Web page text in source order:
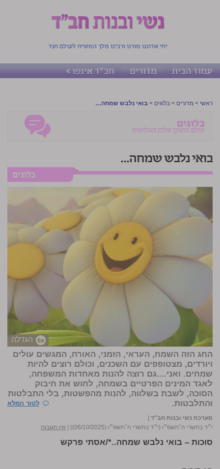
יחי אדוננו מורנו ורבינו מלך המשיח לעולם ועד
עמוד הבית מדורים חב"ד אינפו >
ראשי > מדורים > בלוגים > בואי נלבש שמחה…
בואי נלבש שמחה…
הגדלה
החג הזה השמח, העראי, הזמני, האורח, המגשים עולים
ויורדים, מצטופפים עם השכנים, וכולם רוצים להיות
שמחים. ואני....גם רוצה להנות מאחדות המשפחה,
לאגד המינים הפרטיים בשמחה, לחוש את חיבוק
הסוכה, לשבת בשלווה, להנות מהפשטות, בלי התבלטות
והתלבטות.
לטור המלא
מערכת נשי ובנות חב"ד |
י״ד בתשרי ה׳תשפ״ו (י״ד בתשרי ה׳תשפ״ו (06/10/2025))
| אין תגובות
סוכות – בואי נלבש שמחה..*/אסתי פרקש